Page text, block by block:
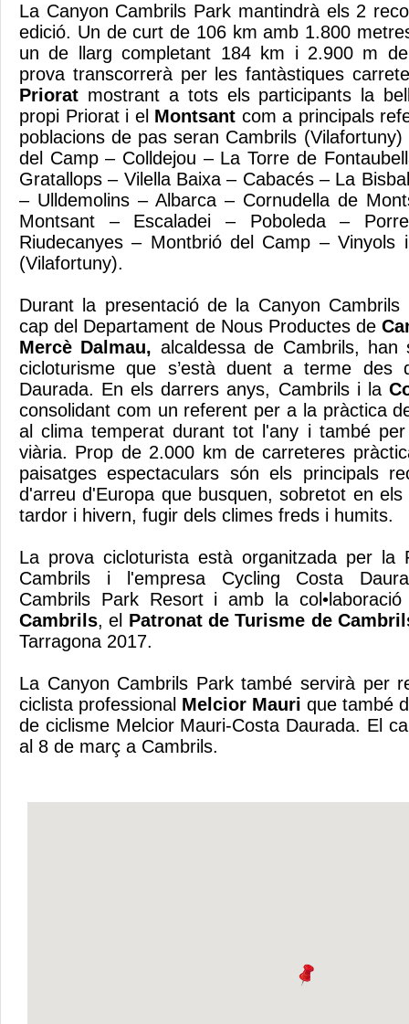
La Canyon Cambrils Park mantindrà els 2
edició. Un de curt de 106 km amb 1.800
un de llarg completant 184 km i 2.900 m
prova transcorrerà per les fantàstiques
Priorat mostrant a tots els participants la
propi Priorat i el Montsant com a principals
poblacions de pas seran Cambrils
del Camp – Colldejou – La Torre de
Gratallops – Vilella Baixa – Cabacés – La
– Ulldemolins – Albarca – Cornudella de
Montsant – Escaladei – Poboleda –
Riudecanyes – Montbrió del Camp – Vinyols
(Vilafortuny).
Durant la presentació de la Canyon Cambrils
cap del Departament de Nous Productes de
Mercè Dalmau, alcaldessa de Cambrils, han
cicloturisme que s’està duent a terme
Daurada. En els darrers anys, Cambrils i la
consolidant com un referent per a la pràctica
al clima temperat durant tot l'any i també
viària. Prop de 2.000 km de carreteres
paisatges espectaculars són els principals
d'arreu d'Europa que busquen, sobretot en
tardor i hivern, fugir dels climes freds i humits.
La prova cicloturista està organitzada per la
Cambrils i l'empresa Cycling Costa
Cambrils Park Resort i amb la
Cambrils, el Patronat de Turisme de
Tarragona 2017.
La Canyon Cambrils Park també servirà per
ciclista professional Melcior Mauri que també
de ciclisme Melcior Mauri-Costa Daurada. El
al 8 de març a Cambrils.